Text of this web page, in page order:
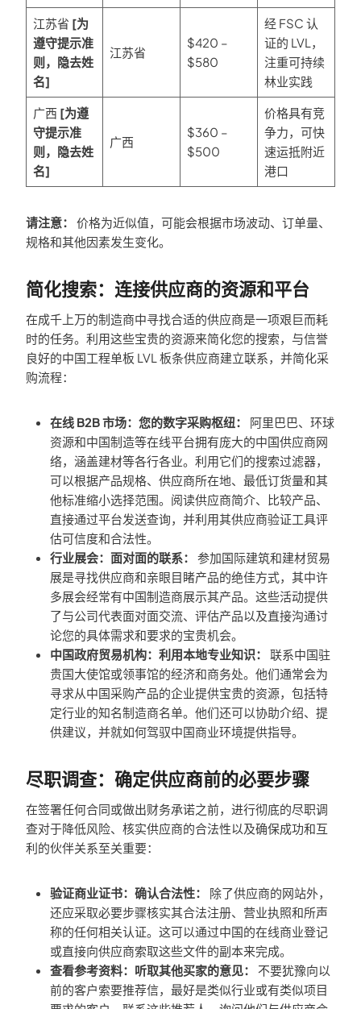
江苏省 [为
遵守提示准
则，隐去姓
名]
江苏省
$420 –
$580
经 FSC 认
证的 LVL，
注重可持续
林业实践
广西 [为遵
守提示准
则，隐去姓
名]
广西
$360 –
$500
价格具有竞
争力，可快
速运抵附近
港口
请注意：
价格为近似值，可能会根据市场波动、订单量、
规格和其他因素发生变化。
简化搜索：连接供应商的资源和平台
在成千上万的制造商中寻找合适的供应商是一项艰巨而耗
时的任务。利用这些宝贵的资源来简化您的搜索，与信誉
良好的中国工程单板 LVL 板条供应商建立联系，并简化采
购流程：
在线 B2B 市场：您的数字采购枢纽：
阿里巴巴、环球
资源和中国制造等在线平台拥有庞大的中国供应商网
络，涵盖建材等各行各业。利用它们的搜索过滤器，
可以根据产品规格、供应商所在地、最低订货量和其
他标准缩小选择范围。阅读供应商简介、比较产品、
直接通过平台发送查询，并利用其供应商验证工具评
估可信度和合法性。
行业展会：面对面的联系：
参加国际建筑和建材贸易
展是寻找供应商和亲眼目睹产品的绝佳方式，其中许
多展会经常有中国制造商展示其产品。这些活动提供
了与公司代表面对面交流、评估产品以及直接沟通讨
论您的具体需求和要求的宝贵机会。
中国政府贸易机构：利用本地专业知识：
联系中国驻
贵国大使馆或领事馆的经济和商务处。他们通常会为
寻求从中国采购产品的企业提供宝贵的资源，包括特
定行业的知名制造商名单。他们还可以协助介绍、提
供建议，并就如何驾驭中国商业环境提供指导。
尽职调查：确定供应商前的必要步骤
在签署任何合同或做出财务承诺之前，进行彻底的尽职调
查对于降低风险、核实供应商的合法性以及确保成功和互
利的伙伴关系至关重要：
验证商业证书：确认合法性：
除了供应商的网站外，
还应采取必要步骤核实其合法注册、营业执照和所声
称的任何相关认证。这可以通过中国的在线商业登记
或直接向供应商索取这些文件的副本来完成。
查看参考资料：听取其他买家的意见：
不要犹豫向以
前的客户索要推荐信，最好是类似行业或有类似项目